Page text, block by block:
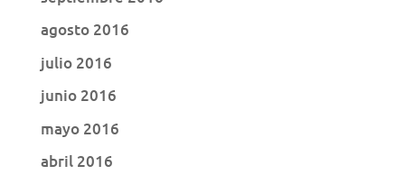
agosto 2016
julio 2016
junio 2016
mayo 2016
abril 2016